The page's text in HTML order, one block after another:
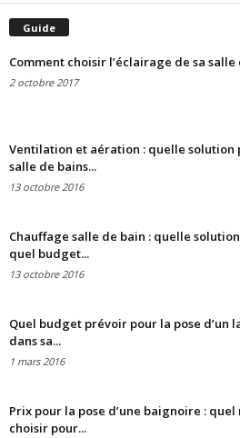
Guide
Comment choisir l’éclairage de sa salle
2 octobre 2017
Ventilation et aération : quelle solution
salle de bains...
13 octobre 2016
Chauffage salle de bain : quelle
quel budget...
13 octobre 2016
Quel budget prévoir pour la pose d’un
dans sa...
1 mars 2016
Prix pour la pose d’une baignoire :
choisir pour...